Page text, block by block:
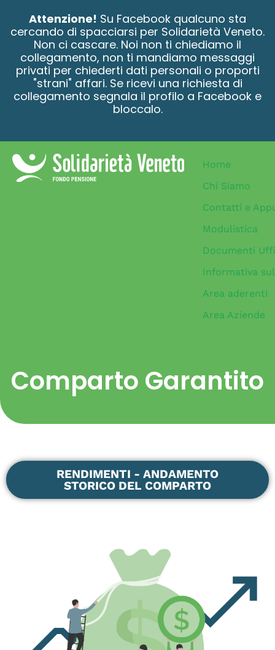
Attenzione! Su Facebook qualcuno sta
cercando di spacciarsi per Solidarietà Veneto.
Non ci cascare. Noi non ti chiediamo il
collegamento, non ti mandiamo messaggi
privati per chiederti dati personali o proporti
"strani" affari. Se ricevi una richiesta di
collegamento segnala il profilo a Facebook e
bloccalo.
Home
Chi Siamo
Contatti e
Modulistica
Documenti
Informativa
Area aderenti
Area Aziende
Comparto Garantito
RENDIMENTI - ANDAMENTO
STORICO DEL COMPARTO